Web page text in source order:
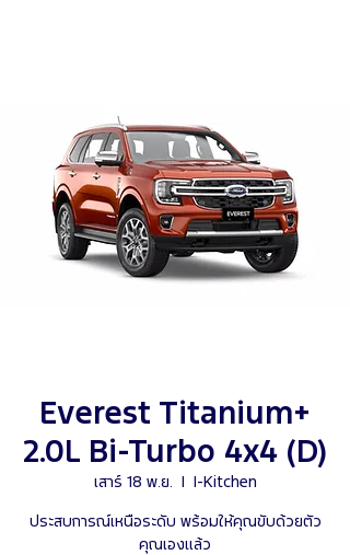
Everest Titanium+
2.0L Bi-Turbo 4x4 (D)
เสาร์ 18 พ.ย.
  |
I-Kitchen
ประสบการณ์เหนือระดับ พร้อมให้คุณขับด้วยตัว
คุณเองแล้ว